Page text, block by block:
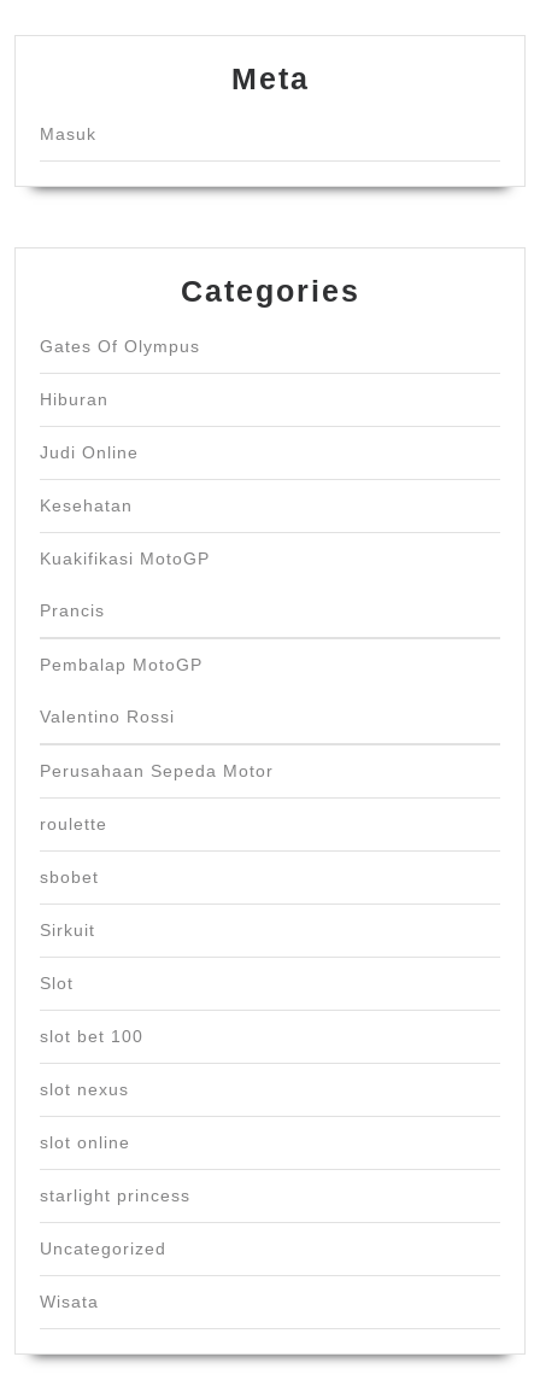
Meta
Masuk
Categories
Gates Of Olympus
Hiburan
Judi Online
Kesehatan
Kuakifikasi MotoGP
Prancis
Pembalap MotoGP
Valentino Rossi
Perusahaan Sepeda Motor
roulette
sbobet
Sirkuit
Slot
slot bet 100
slot nexus
slot online
starlight princess
Uncategorized
Wisata